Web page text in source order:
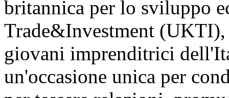
britannica per lo sviluppo
Trade&Investment
giovani imprenditrici
un'occasione unica per